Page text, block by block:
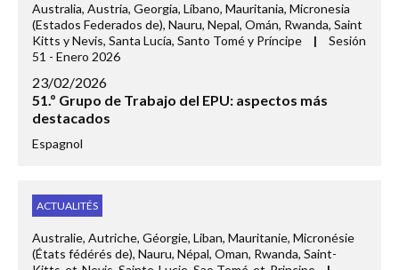
Australia, Austria, Georgia, Líbano, Mauritania, Micronesia
(Estados Federados de), Nauru, Nepal, Omán, Rwanda, Saint
Kitts y Nevis, Santa Lucía, Santo Tomé y Príncipe
|
Sesión
51 - Enero 2026
23/02/2026
51.º Grupo de Trabajo del EPU: aspectos más
destacados
Espagnol
ACTUALITÉS
Australie, Autriche, Géorgie, Liban, Mauritanie, Micronésie
(États fédérés de), Nauru, Népal, Oman, Rwanda, Saint-